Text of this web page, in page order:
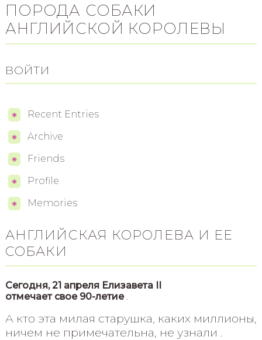
ПОРОДА СОБАКИ
АНГЛИЙСКОЙ КОРОЛЕВЫ
ВОЙТИ
Recent Entries
Archive
Friends
Profile
Memories
АНГЛИЙСКАЯ КОРОЛЕВА И ЕЕ
СОБАКИ
Сегодня, 21 апреля Елизавета II
отмечает свое 90-летие.
А кто эта милая старушка, каких миллионы,
ничем не примечательна, не узнали .